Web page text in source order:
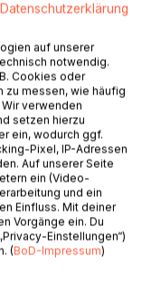
Ihr Start ins
war trotzdem
ihr Bruder
anders. Als zwei
und konnte sich
von den anderen
Datenschutzerklärung
auf unserer
notwendig.
Cookies oder
zu messen, wie häufig
verwenden
setzen hierzu
ein, wodurch ggf.
Pixel, IP-Adressen
Auf unserer Seite
ein (Video-
und ein
Einfluss. Mit deiner
Vorgänge ein. Du
Einstellungen“)
(BoD-Impressum)